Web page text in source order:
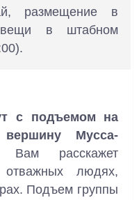
размещение в
вещи в штабном
с подъемом на
Мусса-
Вам расскажет
людях,
Подъем группы